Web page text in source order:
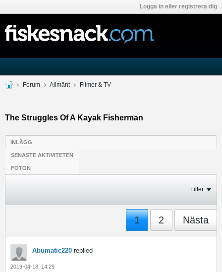
Logga in eller registrera dig
Forum Allmänt Filmer & TV
The Struggles Of A Kayak Fisherman
INLÄGG
SENASTE AKTIVITETEN
FOTON
Filter
1 2 Nästa
Abumatic220 replied
2019-04-18, 14:29